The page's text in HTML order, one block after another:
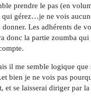
prendre le pas (en
gérez…je ne vois
Les adhérents de
donc la partie zoumba
il me semble logique
bien je ne vois pas
et se laisserai diriger par